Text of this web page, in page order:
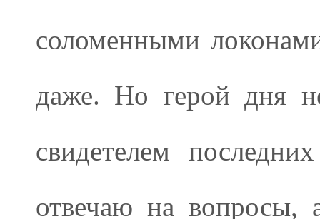
соломенными
даже. Но герой дня
свидетелем
отвечаю на